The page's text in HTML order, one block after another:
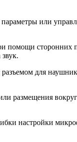
параметры или
помощи
для
размещения
настройки